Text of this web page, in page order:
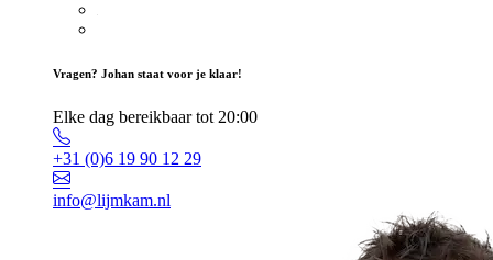
Vragen? Johan staat voor je klaar!
Elke dag bereikbaar tot 20:00
+31 (0)6 19 90 12 29
info@lijmkam.nl